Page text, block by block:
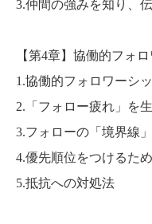
3.仲間の強みを知り、
【第4章】協働的フォ
1.協働的フォロワーシ
2.「フォロー疲れ」を
3.フォローの「境界線
4.優先順位をつけるた
5.抵抗への対処法